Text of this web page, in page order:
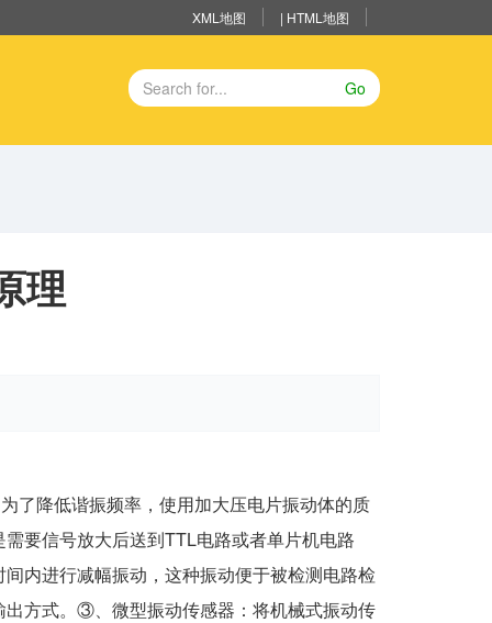
XML地图 | HTML地图
Go
理
了降低谐振频率，使用加大压电片振动体的质
要信号放大后送到TTL电路或者单片机电路
内进行减幅振动，这种振动便于被检测电路检
方式。③、微型振动传感器：将机械式振动传